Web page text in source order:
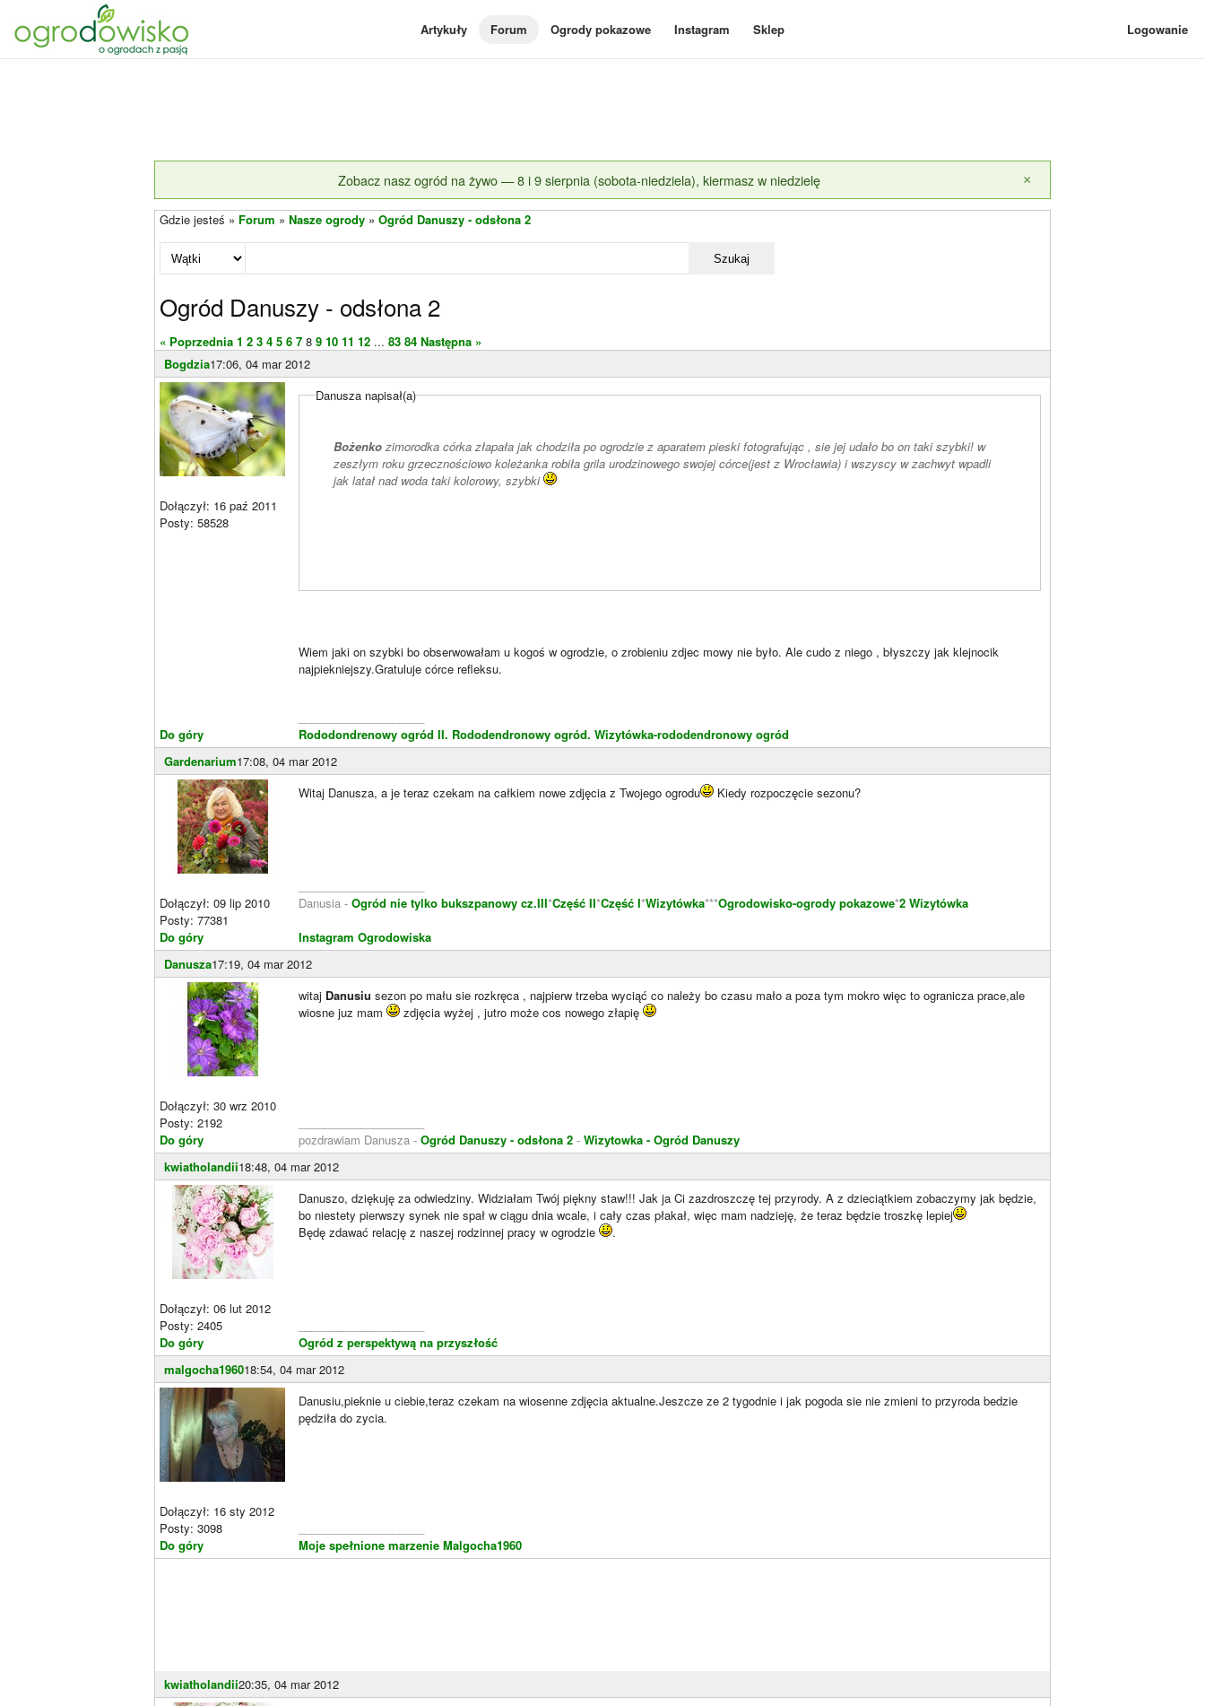
Artykuły Forum Ogrody pokazowe Instagram Sklep Logowanie
Zobacz nasz ogród na żywo — 8 i 9 sierpnia (sobota-niedziela), kiermasz w niedzielę ×
Gdzie jesteś » Forum » Nasze ogrody » Ogród Danuszy - odsłona 2
Szukaj
Ogród Danuszy - odsłona 2
« Poprzednia 1 2 3 4 5 6 7 8 9 10 11 12 ... 83 84 Następna »
Bogdzia17:06, 04 mar 2012
Dołączył: 16 paź 2011
Posty: 58528
Do góry
Danusza napisał(a)
Bożenkozimorodka córka złapała jak chodziła po ogrodzie z aparatem pieski fotografując , sie jej udało bo on taki szybki! w
zeszłym roku grzecznościowo koleżanka robiła grila urodzinowego swojej córce(jest z Wrocławia) i wszyscy w zachwyt wpadli
jak latał nad woda taki kolorowy, szybki
Wiem jaki on szybki bo obserwowałam u kogoś w ogrodzie, o zrobieniu zdjec mowy nie było. Ale cudo z niego , błyszczy jak klejnocik
najpiekniejszy.Gratuluje córce refleksu.
Rododondrenowy ogród II. Rododendronowy ogród. Wizytówka-rododendronowy ogród
Gardenarium17:08, 04 mar 2012
Dołączył: 09 lip 2010
Posty: 77381
Do góry
Witaj Danusza, a je teraz czekam na całkiem nowe zdjęcia z Twojego ogrodu Kiedy rozpoczęcie sezonu?
Danusia - Ogród nie tylko bukszpanowy cz.III*Część II*Część I*Wizytówka***Ogrodowisko-ogrody pokazowe*2 Wizytówka
Instagram Ogrodowiska
Danusza17:19, 04 mar 2012
Dołączył: 30 wrz 2010
Posty: 2192
Do góry
witaj Danusiu sezon po mału sie rozkręca , najpierw trzeba wyciąć co należy bo czasu mało a poza tym mokro więc to ogranicza prace,ale
wiosne juz mam
zdjęcia wyżej , jutro może cos nowego złapię
pozdrawiam Danusza - Ogród Danuszy - odsłona 2 - Wizytowka - Ogród Danuszy
kwiatholandii18:48, 04 mar 2012
Dołączył: 06 lut 2012
Posty: 2405
Do góry
Danuszo, dziękuję za odwiedziny. Widziałam Twój piękny staw!!! Jak ja Ci zazdroszczę tej przyrody. A z dzieciątkiem zobaczymy jak będzie,
bo niestety pierwszy synek nie spał w ciągu dnia wcale, i cały czas płakał, więc mam nadzieję, że teraz będzie troszkę lepiej
Będę zdawać relację z naszej rodzinnej pracy w ogrodzie
.
Ogród z perspektywą na przyszłość
malgocha196018:54, 04 mar 2012
Dołączył: 16 sty 2012
Posty: 3098
Do góry
Danusiu,pieknie u ciebie,teraz czekam na wiosenne zdjęcia aktualne.Jeszcze ze 2 tygodnie i jak pogoda sie nie zmieni to przyroda bedzie
pędziła do zycia.
Moje spełnione marzenie Malgocha1960
kwiatholandii20:35, 04 mar 2012